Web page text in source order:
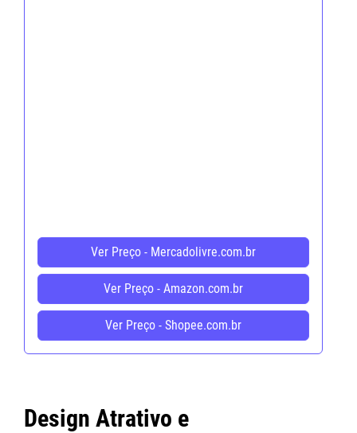
Ver Preço - Mercadolivre.com.br
Ver Preço - Amazon.com.br
Ver Preço - Shopee.com.br
Design Atrativo e